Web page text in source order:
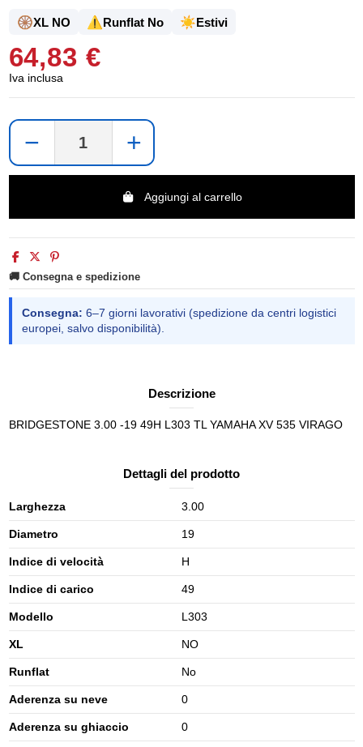
🛞XL NO ⚠️Runflat No ☀️Estivi
64,83 €
Iva inclusa
− +
Aggiungi al carrello
🚚 Consegna e spedizione
Consegna: 6–7 giorni lavorativi (spedizione da centri logistici
europei, salvo disponibilità).
Descrizione
BRIDGESTONE 3.00 -19 49H L303 TL YAMAHA XV 535 VIRAGO
Dettagli del prodotto
Larghezza 3.00
Diametro 19
Indice di velocità H
Indice di carico 49
Modello L303
XL NO
Runflat No
Aderenza su neve 0
Aderenza su ghiaccio 0